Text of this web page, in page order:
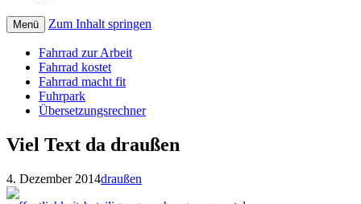
Menü Zum Inhalt springen
Fahrrad zur Arbeit
Fahrrad kostet
Fahrrad macht fit
Fuhrpark
Übersetzungsrechner
Viel Text da draußen
4. Dezember 2014draußen